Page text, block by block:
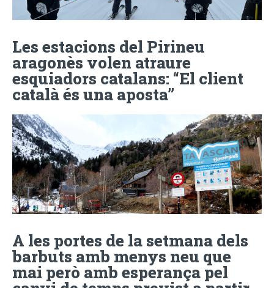
Les estacions del Pirineu
aragonès volen atraure
esquiadors catalans: “El client
català és una aposta”
A les portes de la setmana dels
barbuts amb menys neu que
mai però amb esperança pel